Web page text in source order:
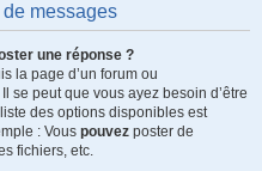
messages
une réponse ?
la page d’un forum ou
se peut que vous ayez besoin d’être
des options disponibles est
: Vous pouvez poster de
fichiers, etc.